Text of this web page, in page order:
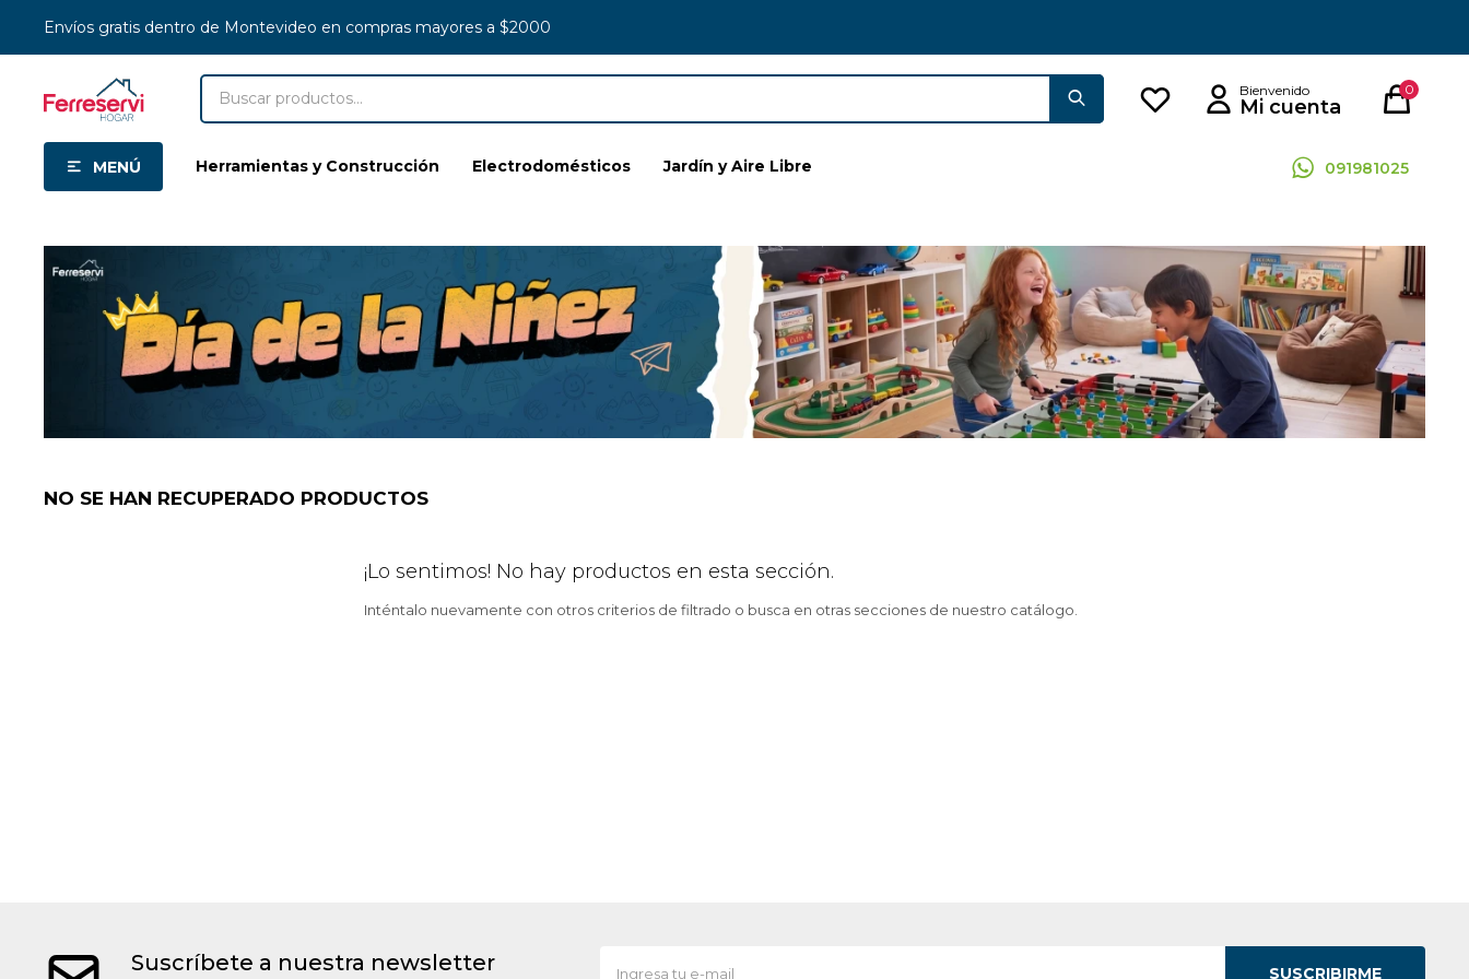
MENÚ Herramientas y Construcción Electrodomésticos Jardín y Aire Libre 091981025
0
Envíos gratis dentro de Montevideo en compras mayores a $2000
NO SE HAN RECUPERADO PRODUCTOS
¡Lo sentimos! No hay productos en esta sección.
Inténtalo nuevamente con otros criterios de filtrado o busca en otras secciones de nuestro catálogo.
Suscríbete a nuestra newsletter SUSCRIBIRME